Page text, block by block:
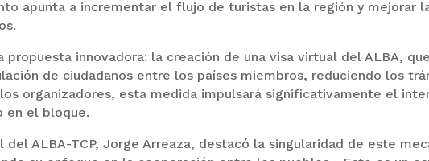
apunta a incrementar el flujo de turistas en la región y mejorar
propuesta innovadora: la creación de una visa virtual del ALBA,
de ciudadanos entre los países miembros, reduciendo los
organizadores, esta medida impulsará significativamente el
en el bloque.
del ALBA-TCP, Jorge Arreaza, destacó la singularidad de este